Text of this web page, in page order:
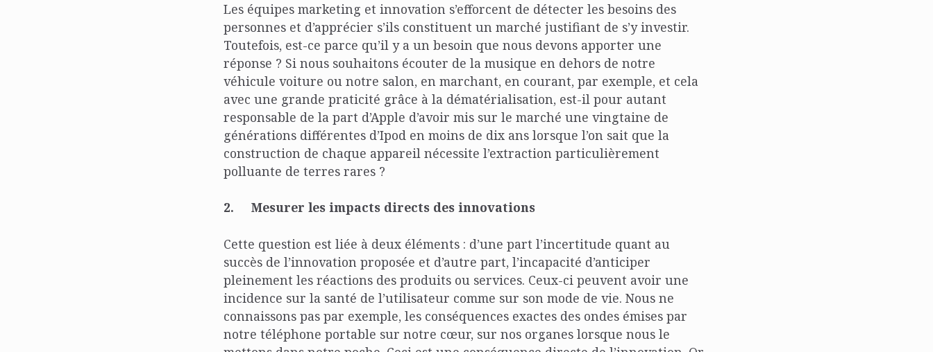
Les équipes marketing et innovation s’efforcent de détecter les besoins des
personnes et d’apprécier s’ils constituent un marché justifiant de s’y investir.
Toutefois, est-ce parce qu’il y a un besoin que nous devons apporter une
réponse ? Si nous souhaitons écouter de la musique en dehors de notre
véhicule voiture ou notre salon, en marchant, en courant, par exemple, et cela
avec une grande praticité grâce à la dématérialisation, est-il pour autant
responsable de la part d’Apple d’avoir mis sur le marché une vingtaine de
générations différentes d’Ipod en moins de dix ans lorsque l’on sait que la
construction de chaque appareil nécessite l’extraction particulièrement
polluante de terres rares ?
2. Mesurer les impacts directs des innovations
Cette question est liée à deux éléments : d’une part l’incertitude quant au
succès de l’innovation proposée et d’autre part, l’incapacité d’anticiper
pleinement les réactions des produits ou services. Ceux-ci peuvent avoir une
incidence sur la santé de l’utilisateur comme sur son mode de vie. Nous ne
connaissons pas par exemple, les conséquences exactes des ondes émises par
notre téléphone portable sur notre cœur, sur nos organes lorsque nous le